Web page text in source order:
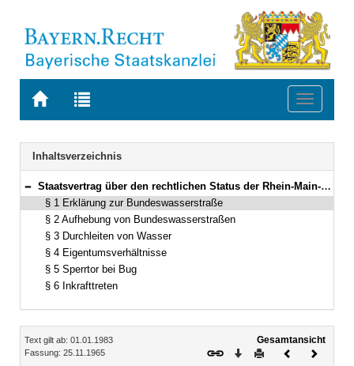
Zur
BAYERN.RECHT
Zur
letzten
Suche
Toggle
Navigation
Inhaltsverzeichnis
Bereich reduzieren
Staatsvertrag über den rechtlichen Status der Rhein-Main-Donau-Großschiffahrtstraße zwischen dem Main und Nürnberg Vom 25. November 1965/25. Juli 1966 (§§ 1–6)
§ 1 Erklärung zur Bundeswasserstraße
§ 2 Aufhebung von Bundeswasserstraßen
§ 3 Durchleiten von Wasser
§ 4 Eigentumsverhältnisse
§ 5 Sperrtor bei Bug
§ 6 Inkrafttreten
Inhalt
Text gilt ab: 01.01.1983
Fassung: 25.11.1965
Gesamtansicht
Download
DruckenVorheriges